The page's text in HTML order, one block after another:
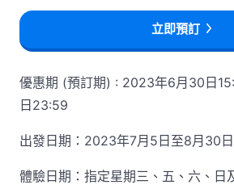
立即預訂
優惠期 (預訂期) : 2023年6月30日
日23:59
出發日期：2023年7月5日至8月30日
體驗日期：指定星期三、五、六、日